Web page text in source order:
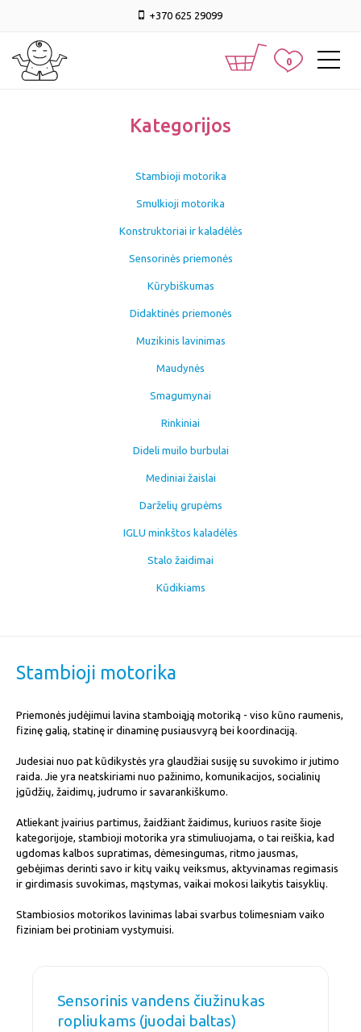
+370 625 29099
0
Kategorijos
Stambioji motorika
Smulkioji motorika
Konstruktoriai ir kaladėlės
Sensorinės priemonės
Kūrybiškumas
Didaktinės priemonės
Muzikinis lavinimas
Maudynės
Smagumynai
Rinkiniai
Dideli muilo burbulai
Mediniai žaislai
Darželių grupėms
IGLU minkštos kaladėlės
Stalo žaidimai
Kūdikiams
Stambioji motorika
Priemonės judėjimui lavina stamboiąją motoriką - viso kūno raumenis,
fizinę galią, statinę ir dinaminę pusiausvyrą bei koordinaciją.
Judesiai nuo pat kūdikystės yra glaudžiai susiję su suvokimo ir jutimo
raida. Jie yra neatskiriami nuo pažinimo, komunikacijos, socialinių
įgūdžių, žaidimų, judrumo ir savarankiškumo.
Atliekant įvairius partimus, žaidžiant žaidimus, kuriuos rasite šioje
kategorijoje, stambioji motorika yra stimuliuojama, o tai reiškia, kad
ugdomas kalbos supratimas, dėmesingumas, ritmo jausmas,
gebėjimas derinti savo ir kitų vaikų veiksmus, aktyvinamas regimasis
ir girdimasis suvokimas, mąstymas, vaikai mokosi laikytis taisyklių.
Stambiosios motorikos lavinimas labai svarbus tolimesniam vaiko
fiziniam bei protiniam vystymuisi.
Sensorinis vandens čiužinukas
ropliukams (juodai baltas)